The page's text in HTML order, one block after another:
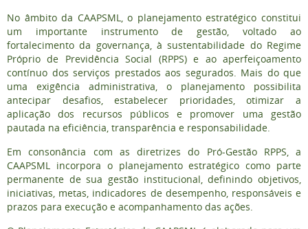
No âmbito da CAAPSML, o planejamento estratégico constitui
um importante instrumento de gestão, voltado ao
fortalecimento da governança, à sustentabilidade do Regime
Próprio de Previdência Social (RPPS) e ao aperfeiçoamento
contínuo dos serviços prestados aos segurados. Mais do que
uma exigência administrativa, o planejamento possibilita
antecipar desafios, estabelecer prioridades, otimizar a
aplicação dos recursos públicos e promover uma gestão
pautada na eficiência, transparência e responsabilidade.
Em consonância com as diretrizes do Pró-Gestão RPPS, a
CAAPSML incorpora o planejamento estratégico como parte
permanente de sua gestão institucional, definindo objetivos,
iniciativas, metas, indicadores de desempenho, responsáveis e
prazos para execução e acompanhamento das ações.